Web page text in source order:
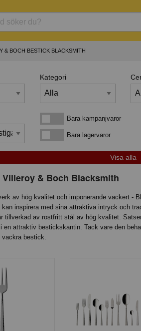
& BOCH BESTICK BLACKSMITH
Kategori
Bara kampanjvarorBara kampanjvaror
Bara lagervarorBara lagervaror
& Boch Blacksmith
av hög kvalitet och imponerande vackert -
kan inspirera med sina attraktiva intryck och
tillverkad av rostfritt stål av hög kvalitet.
en attraktiv bestickskantin. Tack vare den
vackra bestick.